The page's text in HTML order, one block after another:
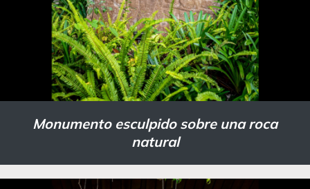
Monumento esculpido sobre una roca
natural